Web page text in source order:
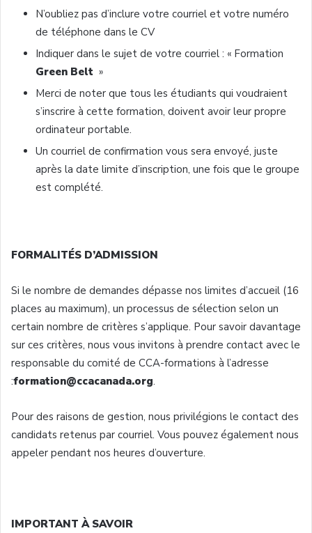
N’oubliez pas d’inclure votre courriel et votre numéro
de téléphone dans le CV
Indiquer dans le sujet de votre courriel : « Formation
Green Belt »
Merci de noter que tous les étudiants qui voudraient
s’inscrire à cette formation, doivent avoir leur propre
ordinateur portable.
Un courriel de confirmation vous sera envoyé, juste
après la date limite d’inscription, une fois que le groupe
est complété.
FORMALITÉS D’ADMISSION
Si le nombre de demandes dépasse nos limites d’accueil (16
places au maximum), un processus de sélection selon un
certain nombre de critères s’applique. Pour savoir davantage
sur ces critères, nous vous invitons à prendre contact avec le
responsable du comité de CCA-formations à l’adresse
:formation@ccacanada.org.
Pour des raisons de gestion, nous privilégions le contact des
candidats retenus par courriel. Vous pouvez également nous
appeler pendant nos heures d’ouverture.
IMPORTANT À SAVOIR